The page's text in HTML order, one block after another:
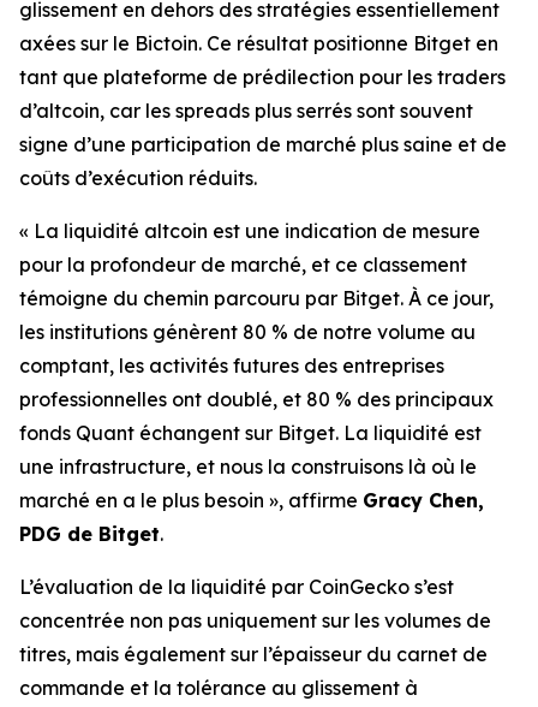
glissement en dehors des stratégies essentiellement
axées sur le Bictoin. Ce résultat positionne Bitget en
tant que plateforme de prédilection pour les traders
d’altcoin, car les spreads plus serrés sont souvent
signe d’une participation de marché plus saine et de
coûts d’exécution réduits.
« La liquidité altcoin est une indication de mesure
pour la profondeur de marché, et ce classement
témoigne du chemin parcouru par Bitget. À ce jour,
les institutions génèrent 80 % de notre volume au
comptant, les activités futures des entreprises
professionnelles ont doublé, et 80 % des principaux
fonds Quant échangent sur Bitget. La liquidité est
une infrastructure, et nous la construisons là où le
marché en a le plus besoin », affirme Gracy Chen,
PDG de Bitget.
L’évaluation de la liquidité par CoinGecko s’est
concentrée non pas uniquement sur les volumes de
titres, mais également sur l’épaisseur du carnet de
commande et la tolérance au glissement à